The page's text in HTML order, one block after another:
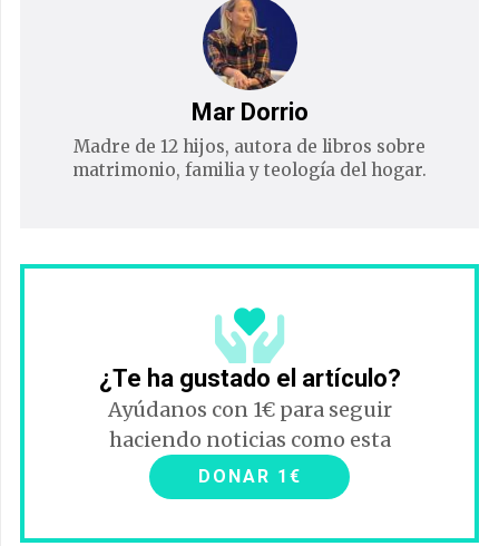
Mar Dorrio
Madre de 12 hijos, autora de libros sobre
matrimonio, familia y teología del hogar.
¿Te ha gustado el artículo?
Ayúdanos con 1€ para seguir
haciendo noticias como esta
DONAR 1€